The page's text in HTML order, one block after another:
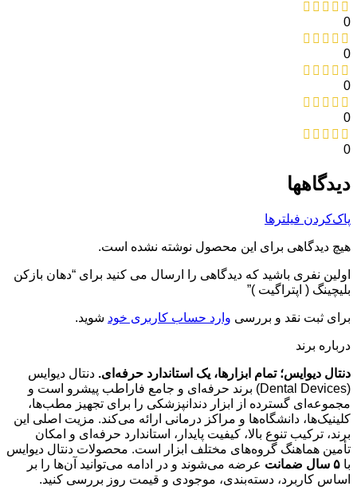
0
0
0
0
0
دیدگاهها
پاک‌کردن فیلترها
هیچ دیدگاهی برای این محصول نوشته نشده است.
اولین نفری باشید که دیدگاهی را ارسال می کنید برای “دهان بازکن
بلیچینگ ( اپتراگیت )”
برای ثبت نقد و بررسی وارد حساب کاربری خود شوید.
درباره برند
دنتال دیوایس؛ تمام ابزارها، یک استاندارد حرفه‌ای. دنتال دیوایس
(Dental Devices) برند حرفه‌ای و جامع فاراطب پیشرو است و
مجموعه‌ای گسترده از ابزار دندانپزشکی را برای تجهیز مطب‌ها،
کلینیک‌ها، دانشگاه‌ها و مراکز درمانی ارائه می‌کند. مزیت اصلی این
برند، ترکیب تنوع بالا، کیفیت پایدار، استاندارد حرفه‌ای و امکان
تأمین هماهنگ گروه‌های مختلف ابزار است. محصولات دنتال دیوایس
با ۵ سال ضمانت
عرضه می‌شوند و در ادامه می‌توانید آن‌ها را بر
اساس کاربرد، دسته‌بندی، موجودی و قیمت روز بررسی کنید.